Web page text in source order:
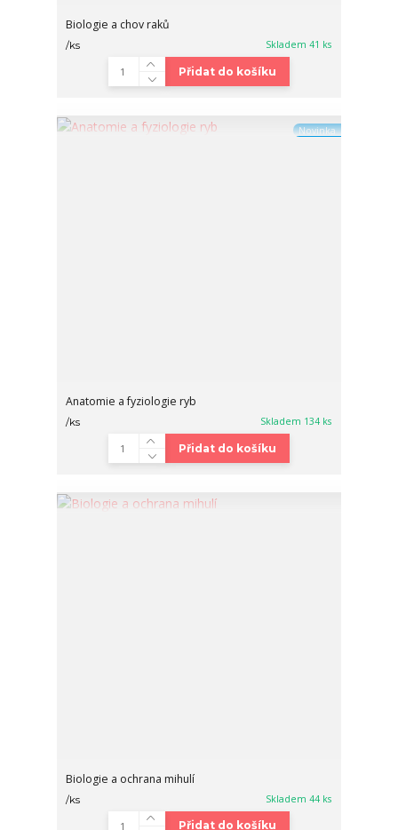
Biologie a chov raků
/ks Skladem 41 ks
Přidat do košíku
Novinka
Anatomie a fyziologie ryb
/ks Skladem 134 ks
Přidat do košíku
Biologie a ochrana mihulí
/ks Skladem 44 ks
Přidat do košíku